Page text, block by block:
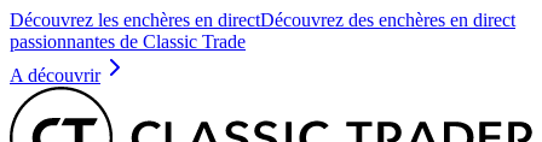
Découvrez les enchères en directDécouvrez des enchères en direct
passionnantes de Classic Trade
A découvrir